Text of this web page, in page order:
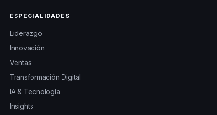
ESPECIALIDADES
Liderazgo
Innovación
Ventas
Transformación Digital
IA & Tecnología
Insights